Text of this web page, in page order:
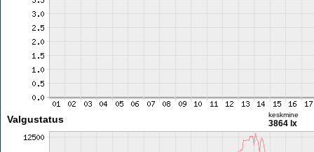
Valgustatus keskmine
3864 lx